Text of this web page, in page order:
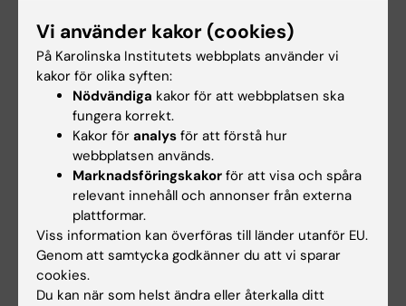
rehabiliteringskoordinatorer eller
motsvarande
Ha uppdrag som
rehabiliteringskoordinator inom hälso-
och sjukvård.
Kursplan
Kursplan för Försäkringsmedicin:
Rehabiliteringskoordinering inom hälso- och
sjukvård (4,5 hp).
Vi använder kakor (cookies)
På Karolinska Institutets webbplats använder vi
kakor för olika syften:
Nödvändiga kakor för att webbplatsen ska
fungera korrekt.
Kakor för analys för att förstå hur
webbplatsen används.
Marknadsföringskakor för att visa och spåra
relevant innehåll och annonser från externa
plattformar.
Viss information kan överföras till länder utanför EU.
Genom att samtycka godkänner du att vi sparar
cookies.
Du kan när som helst ändra eller återkalla ditt